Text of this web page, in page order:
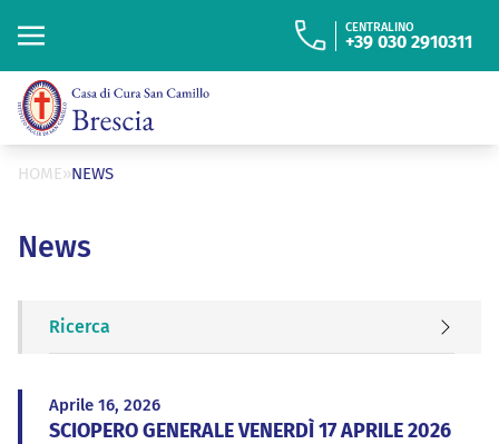
CENTRALINO
+39 030 2910311
Cerca
HOME»NEWS
News
Ricerca
Aprile 16, 2026
SCIOPERO GENERALE VENERDÌ 17 APRILE 2026